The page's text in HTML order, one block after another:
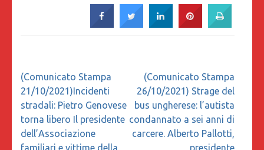
Navigazione
articoli
(Comunicato Stampa
21/10/2021)Incidenti
stradali: Pietro Genovese
torna libero Il presidente
dell’Associazione
familiari e vittime della
(Comunicato Stampa
26/10/2021) Strage del
bus ungherese: l’autista
condannato a sei anni di
carcere. Alberto Pallotti,
presidente